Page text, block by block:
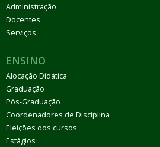
Administração
Docentes
Serviços
ENSINO
Alocação Didática
Graduação
Pós-Graduação
Coordenadores de Disciplina
Eleições dos cursos
Estágios